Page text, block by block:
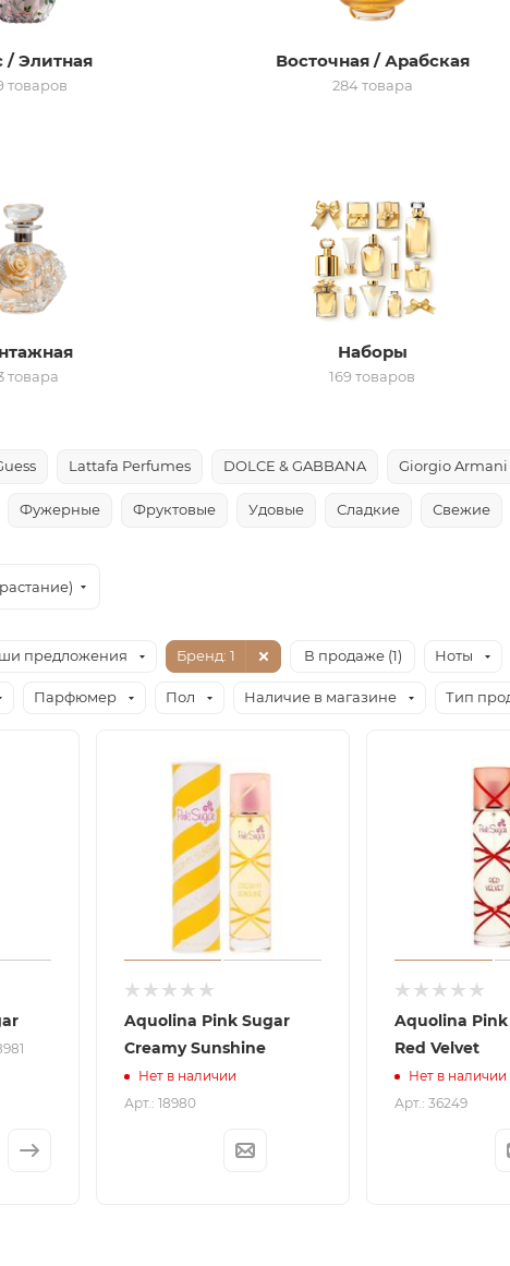
Элитная
товаров
Восточная / Арабская
284 товара
товара
Наборы
169 товаров
Lattafa Perfumes DOLCE & GABBANA Giorgio Armani
Фужерные Фруктовые Удовые Сладкие Свежие
предложения Бренд: 1 В продаже (1) Ноты
Парфюмер Пол Наличие в магазине Тип
Aquolina Pink Sugar
Creamy Sunshine
Нет в наличии
Арт.: 18980
Aquolina
Red Velvet
Нет в наличии
Арт.: 36249